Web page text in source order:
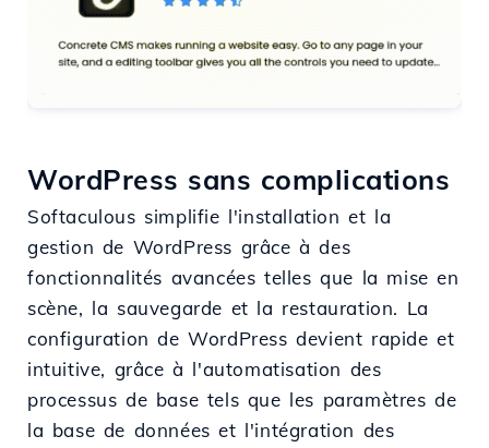
WordPress sans complications
Softaculous simplifie l'installation et la
gestion de WordPress grâce à des
fonctionnalités avancées telles que la mise en
scène, la sauvegarde et la restauration. La
configuration de WordPress devient rapide et
intuitive, grâce à l'automatisation des
processus de base tels que les paramètres de
la base de données et l'intégration des